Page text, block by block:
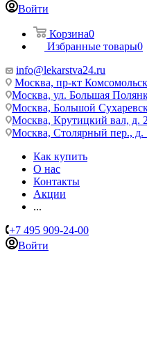
Войти
Корзина0
Избранные товары0
info@lekarstva24.ru
Москва, пр-кт
Москва, ул. Большая
Москва, Большой
Москва, Крутицкий вал, д.
Москва, Столярный пер., д.
Как купить
О нас
Контакты
Акции
...
+7 495 909-24-00
Войти